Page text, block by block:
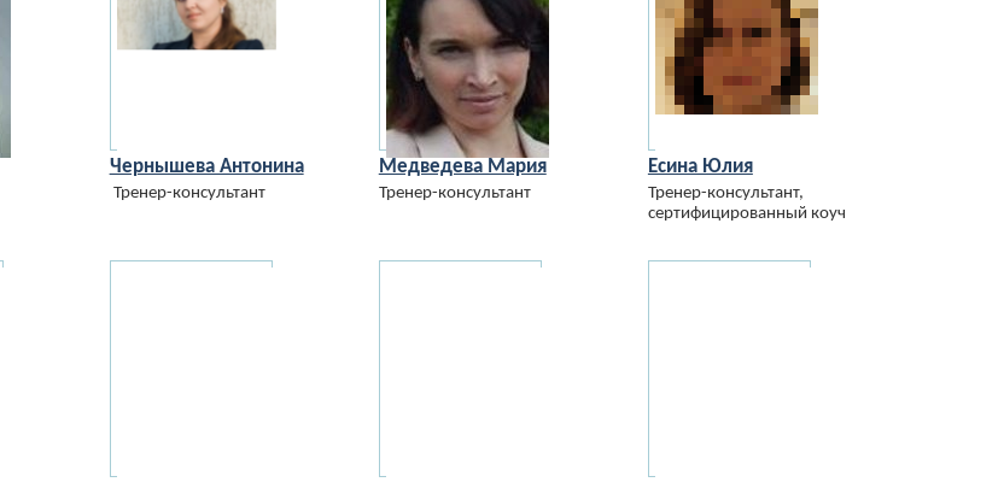
Чернышева Антонина
Тренер-консультант
Медведева Мария
Тренер-консультант
Есина Юлия
Тренер-консультант,
сертифицированный коуч